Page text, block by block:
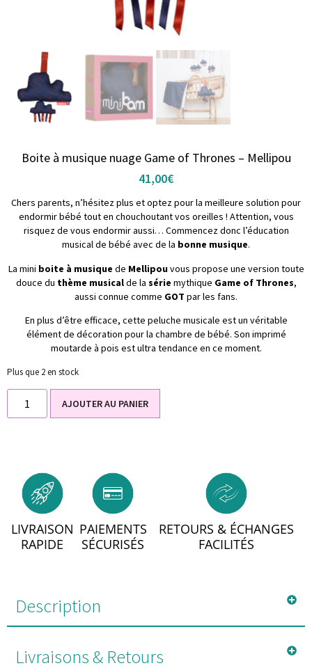
Boite à musique nuage Game of Thrones – Mellipou
41,00€
Chers parents, n’hésitez plus et optez pour la meilleure solution pour
endormir bébé tout en chouchoutant vos oreilles ! Attention, vous
risquez de vous endormir aussi… Commencez donc l’éducation
musical de bébé avec de la bonne musique.
La mini boite à musique de Mellipouvous propose une version toute
douce du thème musicalde la série mythique Game of Thrones,
aussi connue comme GOT par les fans.
En plus d’être efficace, cette peluche musicale est un véritable
élément de décoration pour la chambre de bébé. Son imprimé
moutarde à pois est ultra tendance en ce moment.
Plus que 2 en stock
AJOUTER AU PANIER
LIVRAISON
RAPIDE
PAIEMENTS
SÉCURISÉS
RETOURS & ÉCHANGES
FACILITÉS
Description
Livraisons & Retours